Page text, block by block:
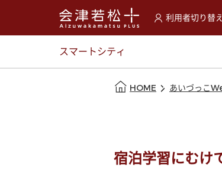
利用者切り替
選択すると利
スマートシティ
HOME あいづっこ
宿泊学習にむ